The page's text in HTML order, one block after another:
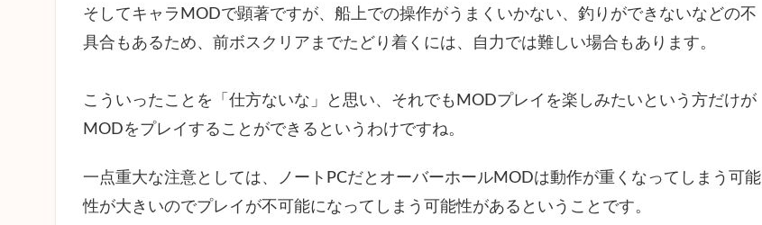
Reset
4.13
Plus
4.14
Drop
そしてキャラMODで顕著ですが、船上での操作がうまくいかない、釣りができないなどの不
具合もあるため、前ボスクリアまでたどり着くには、自力では難しい場合もあります。
こういったことを「仕方ないな」と思い、それでもMODプレイを楽しみたいという方だけが
MODをプレイすることができるというわけですね。
一点重大な注意としては、ノートPCだとオーバーホールMODは動作が重くなってしまう可能
性が大きいのでプレイが不可能になってしまう可能性があるということです。